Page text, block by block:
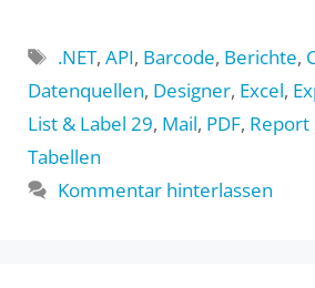
Schlagwörter
.NET,API, Barcode, Berichte,
Datenquellen, Designer, Excel,
List & Label 29, Mail, PDF, Report
Tabellen
Kommentar hinterlassen